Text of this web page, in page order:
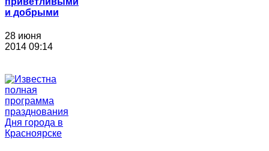
и добрыми
28 июня
2014 09:14